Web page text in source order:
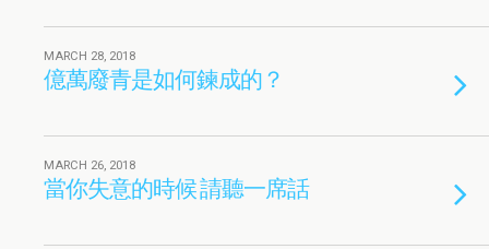
MARCH 28, 2018
億萬廢青是如何鍊成的？
MARCH 26, 2018
當你失意的時候 請聽一席話